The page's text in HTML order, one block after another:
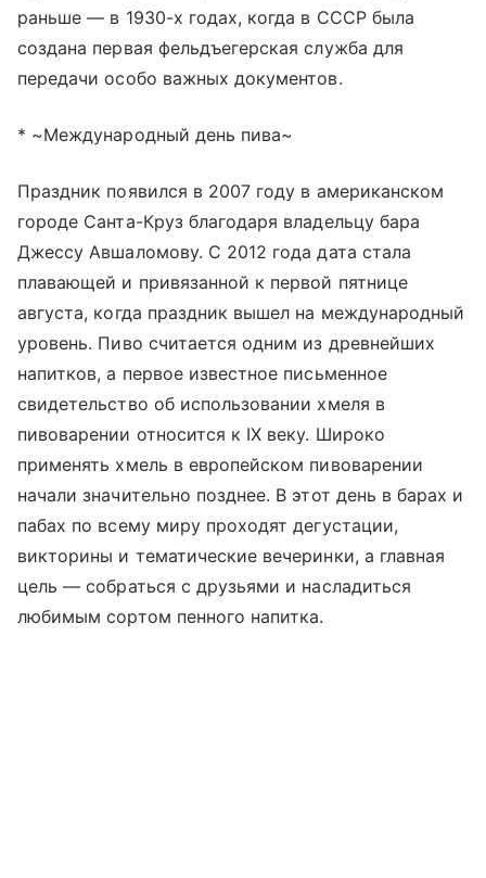
раньше — в 1930-х годах, когда в СССР была
создана первая фельдъегерская служба для
передачи особо важных документов.
* ~Международный день пива~
Праздник появился в 2007 году в американском
городе Санта-Круз благодаря владельцу бара
Джессу Авшаломову. С 2012 года дата стала
плавающей и привязанной к первой пятнице
августа, когда праздник вышел на международный
уровень. Пиво считается одним из древнейших
напитков, а первое известное письменное
свидетельство об использовании хмеля в
пивоварении относится к IX веку. Широко
применять хмель в европейском пивоварении
начали значительно позднее. В этот день в барах и
пабах по всему миру проходят дегустации,
викторины и тематические вечеринки, а главная
цель — собраться с друзьями и насладиться
любимым сортом пенного напитка.